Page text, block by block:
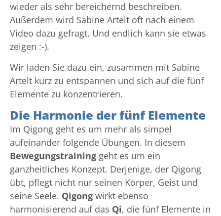
wieder als sehr bereichernd beschreiben.
Außerdem wird Sabine Artelt oft nach einem
Video dazu gefragt. Und endlich kann sie etwas
zeigen :-).
Wir laden Sie dazu ein, zusammen mit Sabine
Artelt kurz zu entspannen und sich auf die fünf
Elemente zu konzentrieren.
Die Harmonie der fünf Elemente
Im Qigong geht es um mehr als simpel
aufeinander folgende Übungen. In diesem
Bewegungstraining geht es um ein
ganzheitliches Konzept. Derjenige, der Qigong
übt, pflegt nicht nur seinen Körper, Geist und
seine Seele. Qigong wirkt ebenso
harmonisierend auf das Qi, die fünf Elemente in